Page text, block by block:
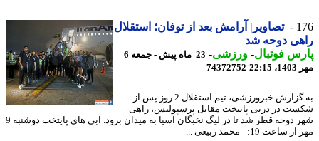
تصاویر| آرامش بعد از توفان؛ استقلال
دوحه شد
فوتبال-ورزشی-
23 ماه پیش - جمعه 6
74372752
به گزارش خبرورزشی، تیم استقلال 2 روز پس از
در دربی پایتخت مقابل پرسپولیس، راهی
شهر دوحه قطر شد تا در لیگ نخبگان آسیا به میدان برود. آبی های پایتخت دوشنبه 9
19: - محمد ربیعی ...